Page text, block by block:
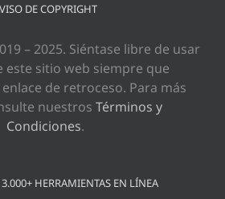
DE COPYRIGHT
– 2025. Siéntase libre de usar
este sitio web siempre que
de retroceso. Para más
nuestros Términos y
Condiciones.
HERRAMIENTAS EN LÍNEA